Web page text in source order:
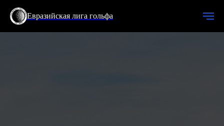
Евразийская лига гольфа